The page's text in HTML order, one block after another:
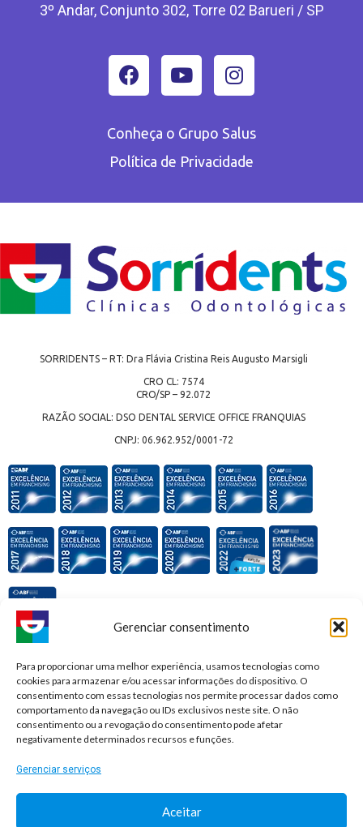
Gerenciar consentimento
Para proporcionar uma melhor experiência, usamos tecnologias como
cookies para armazenar e/ou acessar informações do dispositivo. O
consentimento com essas tecnologias nos permite processar dados como
comportamento da navegação ou IDs exclusivos neste site. O não
consentimento ou a revogação do consentimento pode afetar
negativamente determinados recursos e funções.
Gerenciar serviços
Aceitar
3º Andar, Conjunto 302, Torre 02 Barueri / SP
Conheça o Grupo Salus
Política de Privacidade
SORRIDENTS – RT: Dra Flávia Cristina Reis Augusto Marsigli
CRO CL: 7574
CRO/SP – 92.072
RAZÃO SOCIAL: DSO DENTAL SERVICE OFFICE FRANQUIAS
CNPJ: 06.962.952/0001-72
Premiações e honrarias: